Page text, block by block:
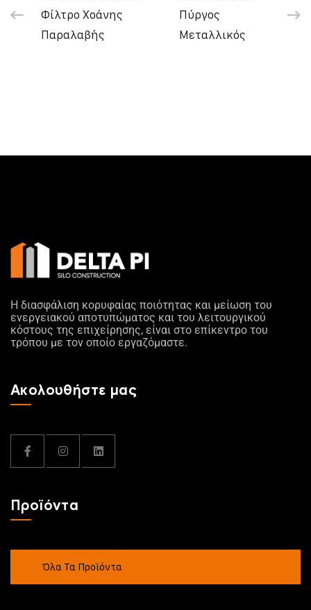
Φίλτρο Χοάνης
Παραλαβής
Πύργος
Μεταλλικός
Η διασφάλιση κορυφαίας ποιότητας και μείωση του
ενεργειακού αποτυπώματος και του λειτουργικού
κόστους της επιχείρησης, είναι στο επίκεντρο του
τρόπου με τον οποίο εργαζόμαστε.
Ακολουθήστε μας
Προϊόντα
Όλα Τα Προϊόντα